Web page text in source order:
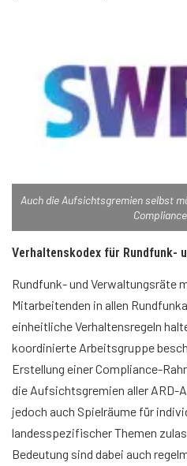
Auch die Aufsichtsgremien selbst
Verhaltenskodex für Rundfunk-
Rundfunk- und Verwaltungsräte
Mitarbeitenden in allen
einheitliche Verhaltensregeln
koordinierte Arbeitsgruppe
Erstellung einer Compliance-
die Aufsichtsgremien aller
jedoch auch Spielräume für
landesspezifischer Themen
Bedeutung sind dabei auch